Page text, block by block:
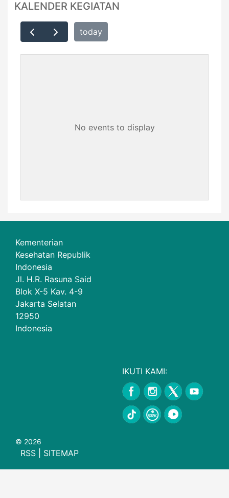
KALENDER KEGIATAN
today
No events to display
Kementerian
Kesehatan Republik
Indonesia
Jl. H.R. Rasuna Said
Blok X-5 Kav. 4-9
Jakarta Selatan
12950
Indonesia
IKUTI KAMI:
© 2026
RSS SITEMAP